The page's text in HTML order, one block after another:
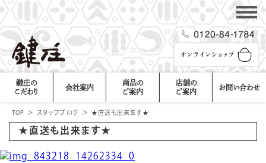
鍵庄の
こだわり
会社案内
商品の
ご案内
店舗の
ご案内
お問い合わせ
TOP ＞ スタッフブログ ＞ ★直送も出来ます★
★直送も出来ます★